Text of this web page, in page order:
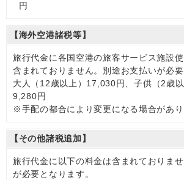
円
【海外空港諸税等】
旅行代金に各国空港の旅客サービス施設
含まれておりません。別途お支払いが必要
大人（12歳以上）17,030円、子供（2歳以
9,280円
※手配の都合により変更になる場合があり
【その他諸税追加】
旅行代金に以下の料金は含まれておりま
が必要となります。